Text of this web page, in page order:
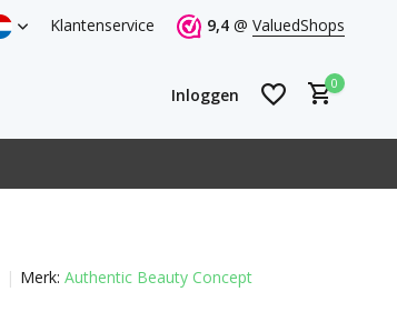
Klantenservice 9,4 @ ValuedShops
Inloggen
Account aanmaken
0
Merk: Authentic Beauty Concept